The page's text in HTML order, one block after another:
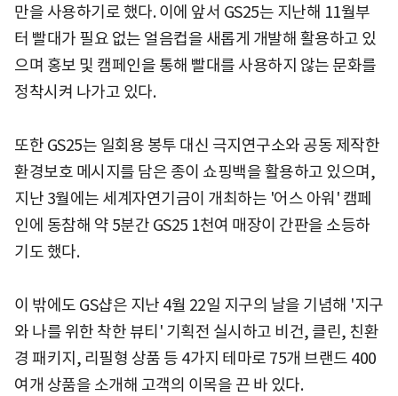
만을 사용하기로 했다. 이에 앞서 GS25는 지난해 11월부
터 빨대가 필요 없는 얼음컵을 새롭게 개발해 활용하고 있
으며 홍보 및 캠페인을 통해 빨대를 사용하지 않는 문화를
정착시켜 나가고 있다.
또한 GS25는 일회용 봉투 대신 극지연구소와 공동 제작한
환경보호 메시지를 담은 종이 쇼핑백을 활용하고 있으며,
지난 3월에는 세계자연기금이 개최하는 '어스 아워' 캠페
인에 동참해 약 5분간 GS25 1천여 매장이 간판을 소등하
기도 했다.
이 밖에도 GS샵은 지난 4월 22일 지구의 날을 기념해 '지구
와 나를 위한 착한 뷰티' 기획전 실시하고 비건, 클린, 친환
경 패키지, 리필형 상품 등 4가지 테마로 75개 브랜드 400
여개 상품을 소개해 고객의 이목을 끈 바 있다.